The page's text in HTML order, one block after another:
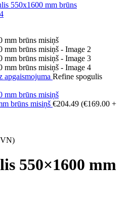
apgaismojuma Refine spogulis
brūns misiņš €204.49 (€169.00 +
550×1600 mm